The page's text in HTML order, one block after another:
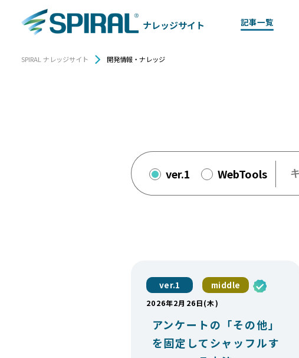
ナレッジサイト 記事一覧
SPIRAL ナレッジサイト 開発情報・ナレッジ
ver.1 WebTools
ver.1 middle
2026年2月26日(木)
アンケートの「その他」
を固定してシャッフルす